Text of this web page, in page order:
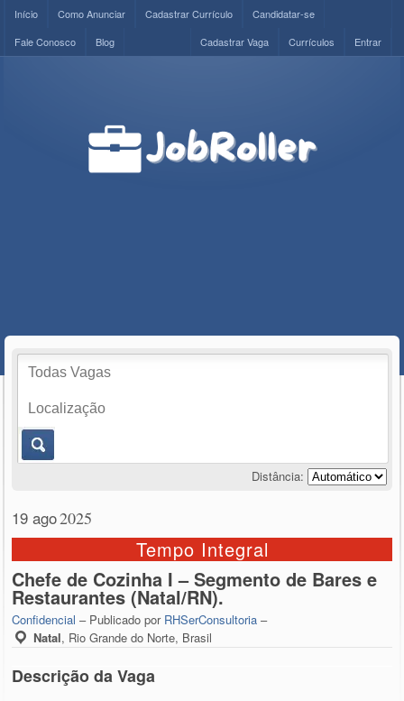
Início Como Anunciar Cadastrar Currículo
Candidatar-se
Fale Conosco
Blog Entrar
Currículos
Cadastrar Vaga
Distância:
19 ago2025
Tempo Integral
Chefe de Cozinha I – Segmento de Bares e
Restaurantes (Natal/RN).
Confidencial – Publicado por RHSerConsultoria –
Natal, Rio Grande do Norte, Brasil
Descrição da Vaga